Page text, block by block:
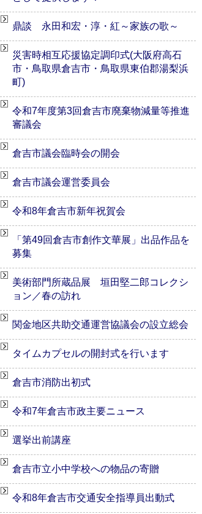
鼎談 永田和宏・淳・紅～家族の歌～
災害時相互応援協定調印式(大阪府高石
市・鳥取県倉吉市・鳥取県東伯郡湯梨浜
町)
令和7年度第3回倉吉市廃棄物減量等推進
審議会
倉吉市議会臨時会の開会
倉吉市議会運営委員会
令和8年倉吉市新年祝賀会
「第49回倉吉市創作文華展」出品作品を
募集
美術部門所蔵品展 垣田堅二郎コレクシ
ョン／春の訪れ
関金地区共助交通運営協議会の設立総会
タイムカプセルの開封式を行います
倉吉市消防出初式
令和7年倉吉市政主要ニュース
選挙出前講座
倉吉市立小中学校への物品の寄贈
令和8年倉吉市交通安全指導員出動式